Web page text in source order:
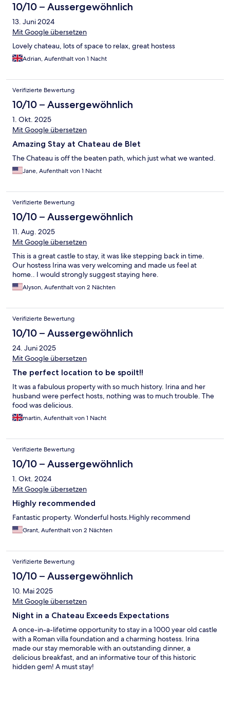
10/10 – Aussergewöhnlich
13. Juni 2024
Mit Google übersetzen
Lovely chateau, lots of space to relax, great hostess
Adrian, Aufenthalt von 1 Nacht
Verifizierte Bewertung
10/10 – Aussergewöhnlich
1. Okt. 2025
Mit Google übersetzen
Amazing Stay at Chateau de Blet
The Chateau is off the beaten path, which just what we wanted.
Jane, Aufenthalt von 1 Nacht
Verifizierte Bewertung
10/10 – Aussergewöhnlich
11. Aug. 2025
Mit Google übersetzen
This is a great castle to stay, it was like stepping back in time.
Our hostess Irina was very welcoming and made us feel at
home.. I would strongly suggest staying here.
Alyson, Aufenthalt von 2 Nächten
Verifizierte Bewertung
10/10 – Aussergewöhnlich
24. Juni 2025
Mit Google übersetzen
The perfect location to be spoilt!!
It was a fabulous property with so much history. Irina and her
husband were perfect hosts, nothing was to much trouble. The
food was delicious.
martin, Aufenthalt von 1 Nacht
Verifizierte Bewertung
10/10 – Aussergewöhnlich
1. Okt. 2024
Mit Google übersetzen
Highly recommended
Fantastic property. Wonderful hosts.Highly recommend
Grant, Aufenthalt von 2 Nächten
Verifizierte Bewertung
10/10 – Aussergewöhnlich
10. Mai 2025
Mit Google übersetzen
Night in a Chateau Exceeds Expectations
A once-in-a-lifetime opportunity to stay in a 1000 year old castle
with a Roman villa foundation and a charming hostess. Irina
made our stay memorable with an outstanding dinner, a
delicious breakfast, and an informative tour of this historic
hidden gem! A must stay!